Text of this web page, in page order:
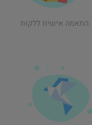
התאמה אישית ללקוח